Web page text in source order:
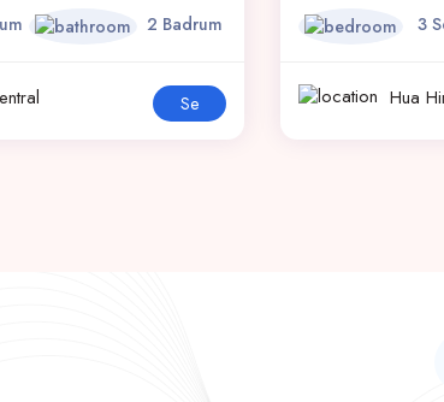
2 Badrum
Se
3
Hua